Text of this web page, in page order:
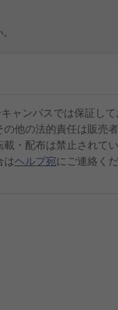
ャンパスでは保証して
他の法的責任は販売
・配布は禁止されてい
はヘルプ宛にご連絡く